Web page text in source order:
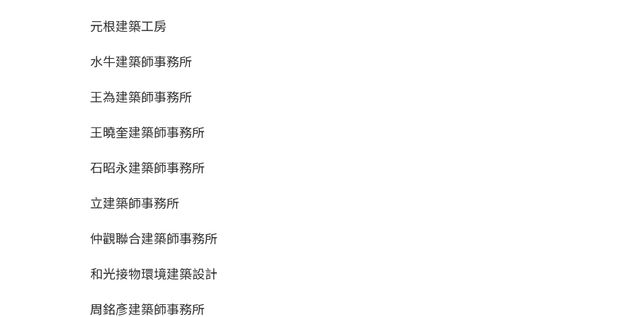
元根建築工房
水牛建築師事務所
王為建築師事務所
王曉奎建築師事務所
石昭永建築師事務所
立建築師事務所
仲觀聯合建築師事務所
和光接物環境建築設計
周銘彥建築師事務所